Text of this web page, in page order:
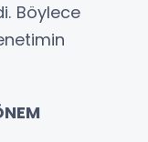
Böylece